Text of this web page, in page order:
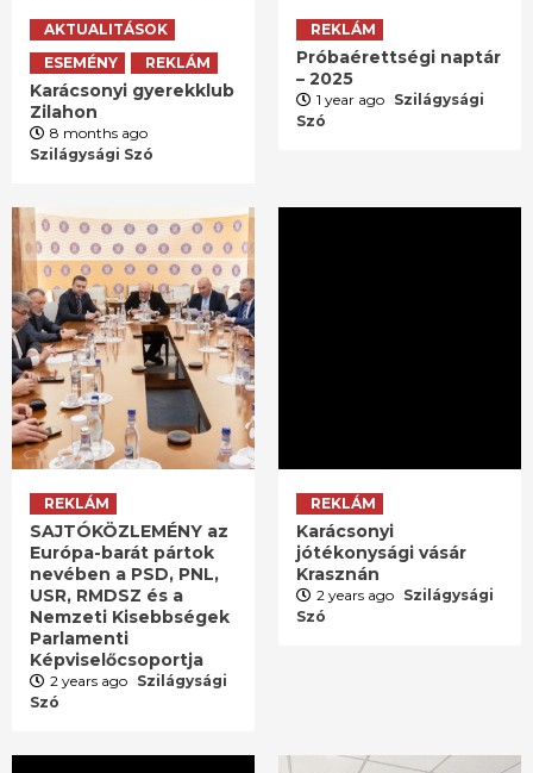
AKTUALITÁSOK
ESEMÉNY
REKLÁM
Karácsonyi gyerekklub
Zilahon
8 months ago
Szilágysági Szó
REKLÁM
Próbaérettségi naptár
– 2025
1 year ago Szilágysági
Szó
REKLÁM
SAJTÓKÖZLEMÉNY az
Európa-barát pártok
nevében a PSD, PNL,
USR, RMDSZ és a
Nemzeti Kisebbségek
Parlamenti
Képviselőcsoportja
2 years ago Szilágysági
Szó
REKLÁM
Karácsonyi
jótékonysági vásár
Krasznán
2 years ago Szilágysági
Szó